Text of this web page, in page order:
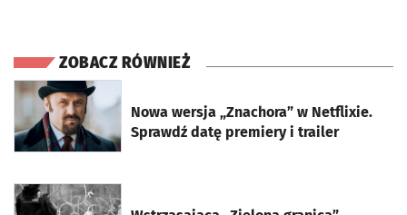
ZOBACZ RÓWNIEŻ
Nowa wersja „Znachora” w Netflixie.
Sprawdź datę premiery i trailer
otworzy się w nowej karcie
otworzy się w nowej karcie